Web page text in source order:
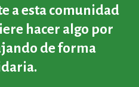
a esta comunidad
hacer algo por
de forma